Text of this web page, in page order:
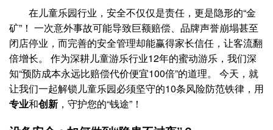
在儿童乐园行业，安全不仅仅是责任，更是隐形的“金
矿”！ 一次意外事故可能导致巨额赔偿、品牌声誉崩塌甚至
闭店停业，而完善的安全管理却能赢得家长信任，让客流翻
倍增长。 作为深耕儿童游乐行业12年的蜜动游乐，我们深
知“预防成本永远比赔偿代价便宜100倍”的道理。 今天，就
让我们一起解锁儿童乐园必须坚守的10条风险防范铁律，用
专业和创新 ，守护您的“钱途”！